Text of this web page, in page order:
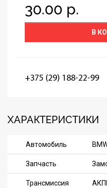
30.00 р.
В
+375 (29) 188-22-99
ХАРАКТЕРИСТИКИ
Автомобиль
Запчасть
Трансмиссия